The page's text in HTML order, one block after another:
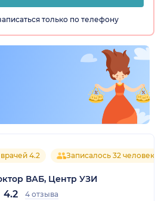
только по телефону
4.2 Записалось 32 человека
ВАБ, Центр УЗИ
4.2 4 отзыва